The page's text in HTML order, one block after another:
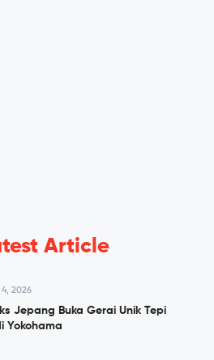
Article
2026
Jepang Buka Gerai Unik Tepi
Yokohama